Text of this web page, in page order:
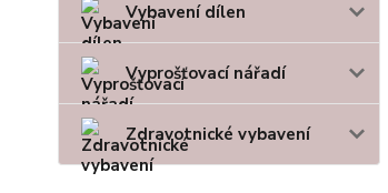
Vybavení dílen
Vyprošťovací nářadí
Zdravotnické vybavení